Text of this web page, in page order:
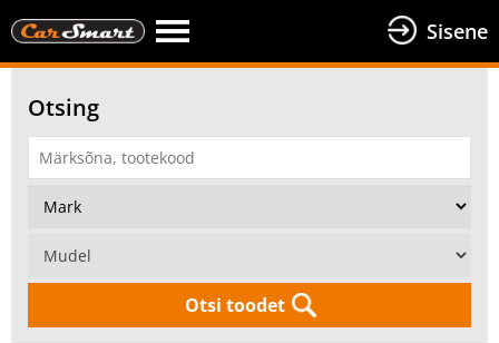
Sisene
Otsing
Otsi toodet